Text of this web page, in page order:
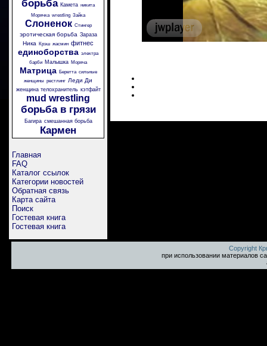
борьба Камета никита
Морячка wrestling Зайка
Слоненок Стингер
эротическая борьба Зараза
Ника Крэш жасмин фитнес
единоборства электра
барби Малышка Моряча
Матрица Беретта сильные
женщины рестлинг Леди Ди
женщина телохранитель кэтфайт
mud wrestling
борьба в грязи
Багира смешанная борьба
Кармен
Главная
FAQ
Каталог ссылок
Категории новостей
Обратная связь
Карта сайта
Поиск
Гостевая книга
Гостевая книга
Copyright
при использовании материалов